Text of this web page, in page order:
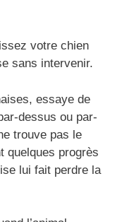
votre chien
sans intervenir.
essaye de
dessus ou par-
trouve pas le
quelques progrès
lui fait perdre la